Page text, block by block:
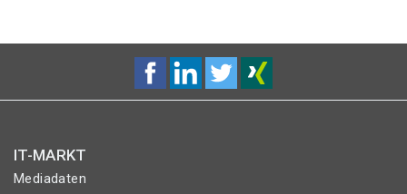
IT-MARKT
Mediadaten